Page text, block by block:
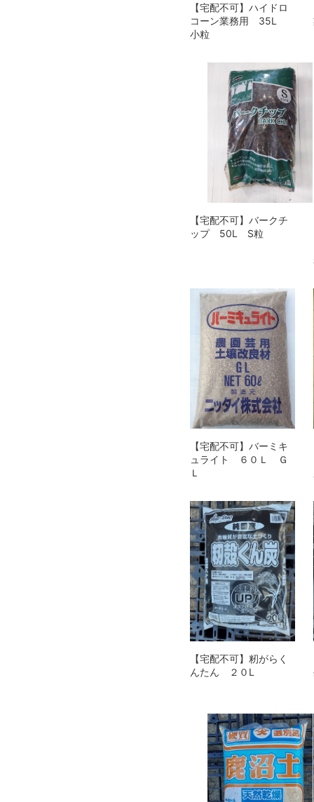
【宅配不可】ハイドロ
コーン業務用 35L
小粒
【宅配不可】バークチ
ップ 50L S粒
【宅配不可】バーミキ
ュライト ６０Ｌ Ｇ
Ｌ
【宅配不可】籾がらく
んたん ２０L